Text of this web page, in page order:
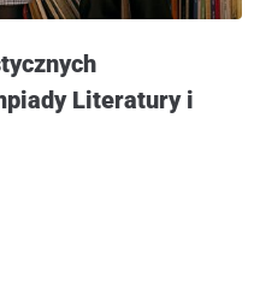
Literatury i